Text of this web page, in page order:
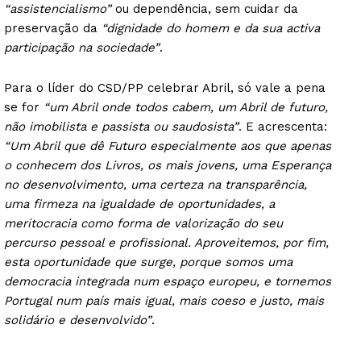
“assistencialismo”ou dependência, sem cuidar da
preservação da “dignidade do homem e da sua activa
participação na sociedade”.
Para o líder do CSD/PP celebrar Abril, só vale a pena
se for “um Abril onde todos cabem, um Abril de futuro,
não imobilista e passista ou saudosista”. E acrescenta:
“Um Abril que dê Futuro especialmente aos que apenas
o conhecem dos Livros, os mais jovens, uma Esperança
no desenvolvimento, uma certeza na transparência,
uma firmeza na igualdade de oportunidades, a
meritocracia como forma de valorização do seu
percurso pessoal e profissional. Aproveitemos, por fim,
esta oportunidade que surge, porque somos uma
democracia integrada num espaço europeu, e tornemos
Portugal num país mais igual, mais coeso e justo, mais
solidário e desenvolvido”.